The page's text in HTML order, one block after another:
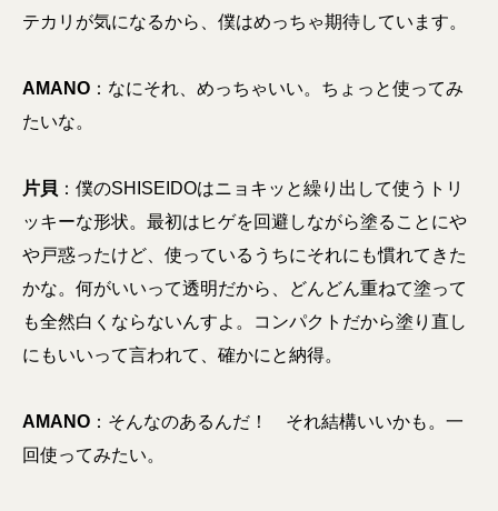
テカリが気になるから、僕はめっちゃ期待しています。
AMANO ：なにそれ、めっちゃいい。ちょっと使ってみ
たいな。
片貝 ：僕のSHISEIDOはニョキッと繰り出して使うトリ
ッキーな形状。最初はヒゲを回避しながら塗ることにや
や戸惑ったけど、使っているうちにそれにも慣れてきた
かな。何がいいって透明だから、どんどん重ねて塗って
も全然白くならないんすよ。コンパクトだから塗り直し
にもいいって言われて、確かにと納得。
AMANO ：そんなのあるんだ！ それ結構いいかも。一
回使ってみたい。